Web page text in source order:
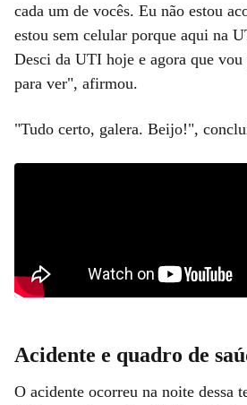
cada um de vocês. Eu não estou
estou sem celular porque aqui na
Desci da UTI hoje e agora que
para ver", afirmou.
"Tudo certo, galera. Beijo!",
Acidente e quadro de
O acidente ocorreu na noite dessa